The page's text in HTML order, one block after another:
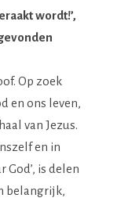
wordt!’,
Op zoek
en ons leven,
van Jezus.
en in
God’, is delen
belangrijk,